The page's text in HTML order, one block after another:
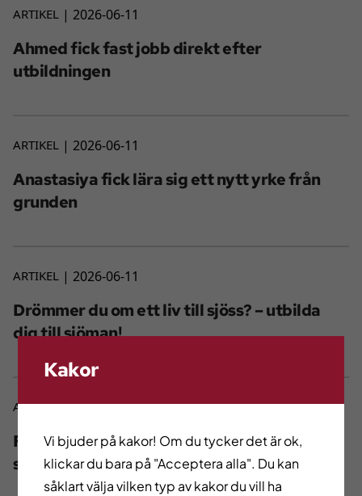
ARTIKEL 2026-06-11
Ahmed fick fast jobb direkt efter
utbildningen
ARTIKEL 2026-06-11
Anastasiya fick lära sig ett nytt yrke från
grunden
ARTIKEL 2026-06-11
Drömmer du om ett liv till sjöss? – utbilda
dig till sjöman!
ARTIKEL 2026-06-11
Fatimas vilja gav henne jobb på välkänt
spahotell
Kakor
Vi bjuder på kakor! Om du tycker det är ok,
klickar du bara på "Acceptera alla". Du kan
såklart välja vilken typ av kakor du vill ha